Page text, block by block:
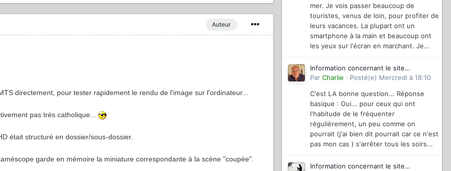
Auteur
directement, pour tester rapidement le rendu de l'image sur l'ordinateur...
pas très catholique...
était structuré en dossier/sous-dossier.
garde en mémoire la miniature correspondante à la scène "coupée".
mer. Je vois passer beaucoup de
touristes, venus de loin, pour profiter de
leurs vacances. La plupart ont un
smartphone à la main et beaucoup ont
les yeux sur l'écran en marchant. Je...
Information concernant le site
magazinevideo
Par Charlie · Posté(e) Mercredi à 18:10
C'est LA bonne question... Réponse
basique : Oui... pour ceux qui ont
l'habitude de le fréquenter
régulièrement, un peu comme on
pourrait (j'ai bien dit pourrait car ce n'est
pas mon cas ) s'arrêter tous les soirs...
Information concernant le site